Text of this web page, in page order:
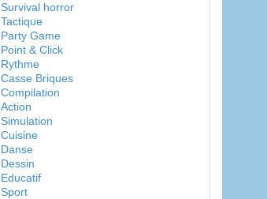
Survival horror
Tactique
Party Game
Point & Click
Rythme
Casse Briques
Compilation
Action
Simulation
Cuisine
Danse
Dessin
Educatif
Sport